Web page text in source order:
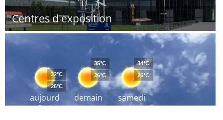
Centres d'exposition
aujourd
´hui
32°C
26°C
demain
35°C
26°C
samedi
34°C
26°C